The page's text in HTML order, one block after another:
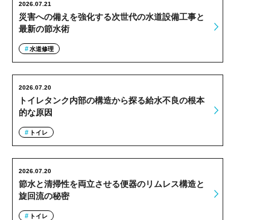
災害への備えを強化する次世代の水道設備工事と
最新の節水術
2026.07.21
水道修理
トイレタンク内部の構造から探る給水不良の根本
的な原因
2026.07.20
トイレ
節水と清掃性を両立させる便器のリムレス構造と
旋回流の秘密
2026.07.20
トイレ